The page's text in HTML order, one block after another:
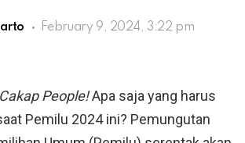
February 9, 2024, 3:22 pm
Cakap People!Apa saja yang harus
Pemilu 2024 ini? Pemungutan